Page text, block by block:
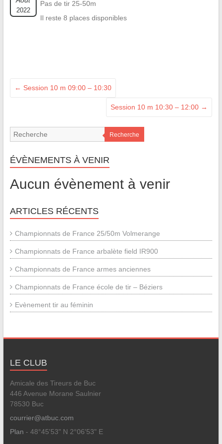
2022
Pas de tir 25-50m
Il reste 8 places disponibles
← Session 10 m 09:00 – 10:30
Session 10 m 10:30 – 12:00 →
Recherche
ÉVÈNEMENTS À VENIR
Aucun évènement à venir
ARTICLES RÉCENTS
Championnats de France 25/50m Volmerange
Championnats de France arbalète field IR900
Championnats de France armes anciennes
Championnats de France école de tir – Béziers
Evènement tir au féminin
LE CLUB
Amicale des Tireurs de Buc
446 Avenue Morane Saulnier
78530 Buc
courrier@atbuc.com
Plan - 48°45'53" N 2°06'53" E